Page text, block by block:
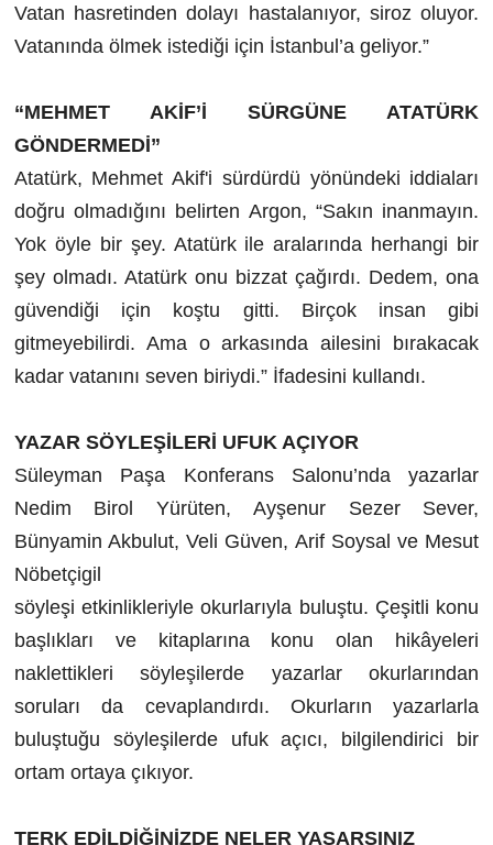
Vatan hasretinden dolayı hastalanıyor, siroz oluyor.
Vatanında ölmek istediği için İstanbul’a geliyor.”
“MEHMET AKİF’İ SÜRGÜNE ATATÜRK
GÖNDERMEDİ”
Atatürk, Mehmet Akif'i sürdürdü yönündeki iddiaları
doğru olmadığını belirten Argon, “Sakın inanmayın.
Yok öyle bir şey. Atatürk ile aralarında herhangi bir
şey olmadı. Atatürk onu bizzat çağırdı. Dedem, ona
güvendiği için koştu gitti. Birçok insan gibi
gitmeyebilirdi. Ama o arkasında ailesini bırakacak
kadar vatanını seven biriydi.” İfadesini kullandı.
YAZAR SÖYLEŞİLERİ UFUK AÇIYOR
Süleyman Paşa Konferans Salonu’nda yazarlar
Nedim Birol Yürüten, Ayşenur Sezer Sever,
Bünyamin Akbulut, Veli Güven, Arif Soysal ve Mesut
Nöbetçigil
söyleşi etkinlikleriyle okurlarıyla buluştu. Çeşitli konu
başlıkları ve kitaplarına konu olan hikâyeleri
naklettikleri söyleşilerde yazarlar okurlarından
soruları da cevaplandırdı. Okurların yazarlarla
buluştuğu söyleşilerde ufuk açıcı, bilgilendirici bir
ortam ortaya çıkıyor.
TERK EDİLDİĞİNİZDE NELER YAŞARSINIZ